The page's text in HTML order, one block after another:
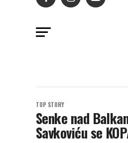
TOP STORY
Senke nad
Savkoviću se